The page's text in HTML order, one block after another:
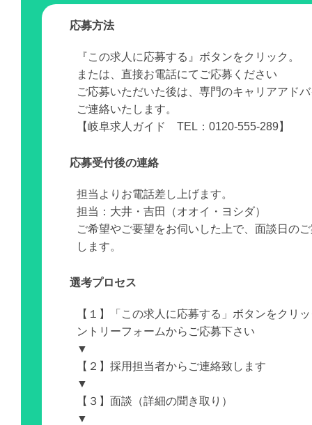
応募方法
『この求人に応募する』ボタンをクリック。
または、直接お電話にてご応募ください
ご応募いただいた後は、専門のキャリアアド
ご連絡いたします。
【岐阜求人ガイド TEL：0120-555-289】
応募受付後の連絡
担当よりお電話差し上げます。
担当：大井・吉田（オオイ・ヨシダ）
ご希望やご要望をお伺いした上で、面談日の
します。
選考プロセス
【１】「この求人に応募する」ボタンをクリ
ントリーフォームからご応募下さい
▼
【２】採用担当者からご連絡致します
▼
【３】面談（詳細の聞き取り）
▼